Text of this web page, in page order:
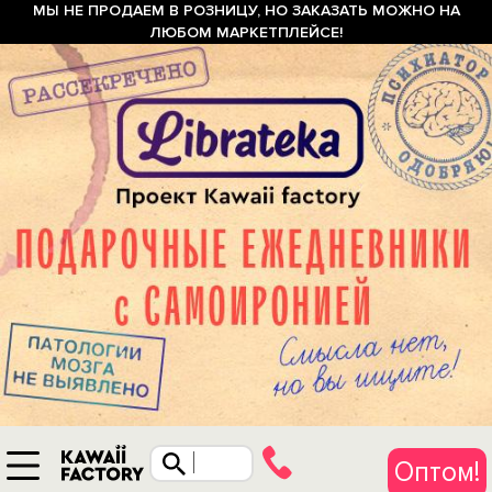
МЫ НЕ ПРОДАЕМ В РОЗНИЦУ, НО ЗАКАЗАТЬ МОЖНО НА
ЛЮБОМ МАРКЕТПЛЕЙСЕ!
Оптом!